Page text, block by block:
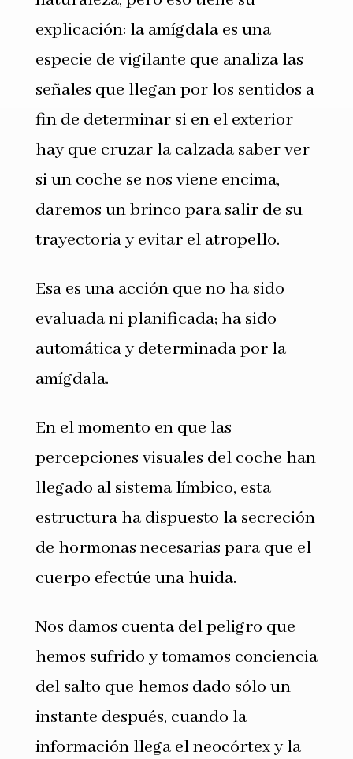
explicación: la amígdala es una
especie de vigilante que analiza las
señales que llegan por los sentidos a
fin de determinar si en el exterior
hay que cruzar la calzada saber ver
si un coche se nos viene encima,
daremos un brinco para salir de su
trayectoria y evitar el atropello.
Esa es una acción que no ha sido
evaluada ni planificada; ha sido
automática y determinada por la
amígdala.
En el momento en que las
percepciones visuales del coche han
llegado al sistema límbico, esta
estructura ha dispuesto la secreción
de hormonas necesarias para que el
cuerpo efectúe una huida.
Nos damos cuenta del peligro que
hemos sufrido y tomamos conciencia
del salto que hemos dado sólo un
instante después, cuando la
información llega el neocórtex y la